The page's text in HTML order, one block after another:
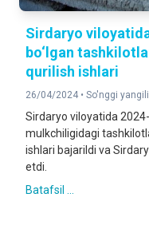
Sirdaryo
bo‘lgan
qurilish ishlari
26/04/2024 • So'nggi
Sirdaryo viloyatida
mulkchiligidagi
ishlari bajarildi va
etdi.
Batafsil ...